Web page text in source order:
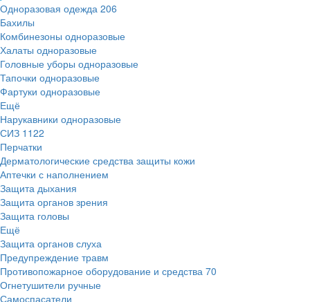
Одноразовая одежда 206
Бахилы
Комбинезоны одноразовые
Халаты одноразовые
Головные уборы одноразовые
Тапочки одноразовые
Фартуки одноразовые
Ещё
Нарукавники одноразовые
СИЗ 1122
Перчатки
Дерматологические средства защиты кожи
Аптечки с наполнением
Защита дыхания
Защита органов зрения
Защита головы
Ещё
Защита органов слуха
Предупреждение травм
Противопожарное оборудование и средства 70
Огнетушители ручные
Самоспасатели